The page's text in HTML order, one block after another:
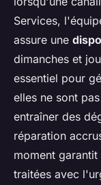
Services,
assure une
dimanches et
essentiel pour
elles ne sont
entraîner des
réparation
moment
traitées avec